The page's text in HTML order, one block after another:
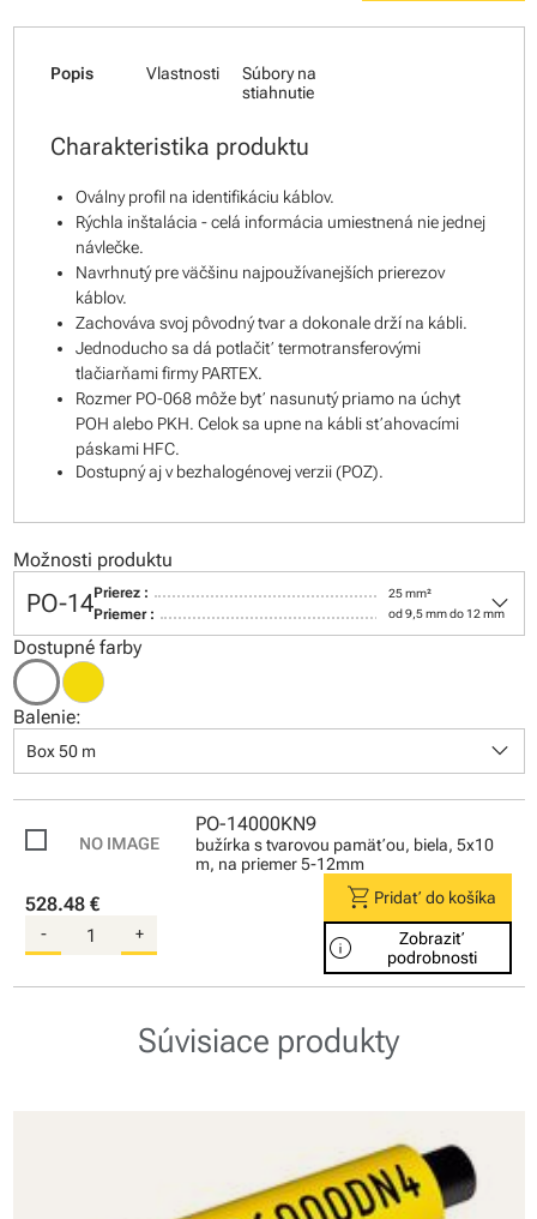
Popis Vlastnosti
Súbory na
stiahnutie
Charakteristika produktu
Oválny profil na identifikáciu káblov.
Rýchla inštalácia - celá informácia umiestnená nie jednej
návlečke.
Navrhnutý pre väčšinu najpoužívanejších prierezov
káblov.
Zachováva svoj pôvodný tvar a dokonale drží na kábli.
Jednoducho sa dá potlačiť termotransferovými
tlačiarňami firmy PARTEX.
Rozmer PO-068 môže byť nasunutý priamo na úchyt
POH alebo PKH. Celok sa upne na kábli sťahovacími
páskami HFC.
Dostupný aj v bezhalogénovej verzii (POZ).
Možnosti produktu
PO-14Prierez : 25 mm²
Priemer : od 9,5 mm do 12 mm
keyboard_arrow_down
Dostupné farby
Balenie:
Box 50 m keyboard_arrow_down
PO-14000KN9
bužírka s tvarovou pamäťou, biela, 5x10
m, na priemer 5-12mm
528.48 €
- +
shopping_cart Pridať do košíka
info
Zobraziť
podrobnosti
Súvisiace produkty